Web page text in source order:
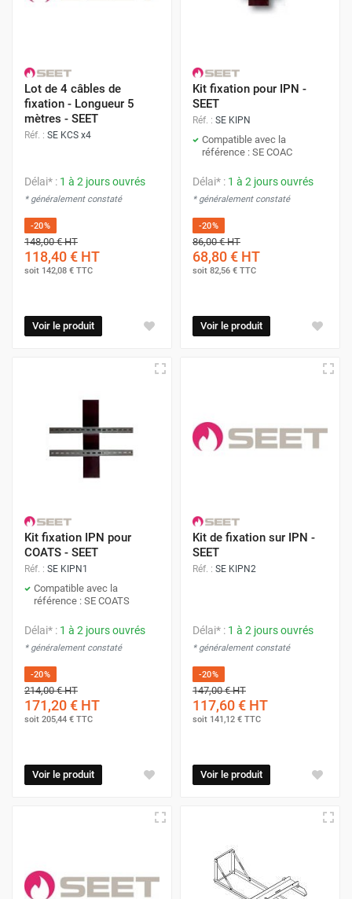
Lot de 4 câbles de
fixation - Longueur 5
mètres - SEET
Réf. : SE KCS x4
Délai* : 1 à 2 jours ouvrés
* généralement constaté
-20%
148,00 €HT
118,40 € HT
soit 142,08 € TTC
Voir le produit
Kit fixation pour IPN -
SEET
Réf. : SE KIPN
Compatible avec la
référence : SE COAC
Délai* : 1 à 2 jours ouvrés
* généralement constaté
-20%
86,00 €HT
68,80 € HT
soit 82,56 € TTC
Voir le produit
Kit fixation IPN pour
COATS - SEET
Réf. : SE KIPN1
Compatible avec la
référence : SE COATS
Délai* : 1 à 2 jours ouvrés
* généralement constaté
-20%
214,00 €HT
171,20 € HT
soit 205,44 € TTC
Voir le produit
Kit de fixation sur IPN -
SEET
Réf. : SE KIPN2
Délai* : 1 à 2 jours ouvrés
* généralement constaté
-20%
147,00 €HT
117,60 € HT
soit 141,12 € TTC
Voir le produit